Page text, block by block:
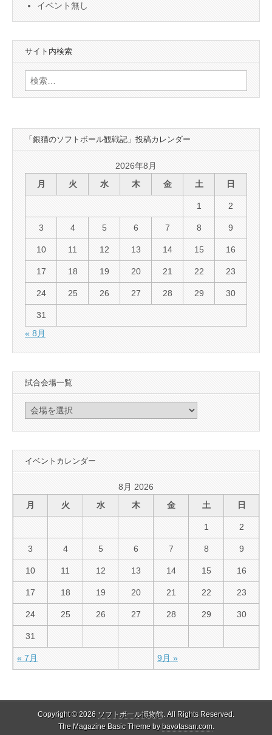
イベント無し
サイト内検索
検
索:
「銀猫のソフトボール観戦記」投稿カレンダー
2026年8月
月
火 水 木 金 土 日
1 2
3 4 5 6 7 8 9
10 11 12 13 14 15 16
17 18 19 20 21 22 23
24 25 26 27 28 29 30
31
« 8月
試合会場一覧
イベントカレンダー
8月 2026
月
火 水 木 金 土 日
1 2
3 4 5 6 7 8 9
10 11 12 13 14 15 16
17 18 19 20 21 22 23
24 25 26 27 28 29 30
31
« 7月 9月 »
Copyright © 2026 ソフトボール博物館. All Rights Reserved.
The Magazine Basic Theme bybavotasan.com.